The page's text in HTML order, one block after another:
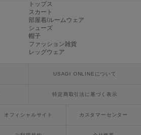
トップス
スカート
部屋着/ルームウェア
シューズ
帽子
ファッション雑貨
レッグウェア
USAGI ONLINEについて
特定商取引法に基づく表示
オフィシャルサイト カスタマーセンター